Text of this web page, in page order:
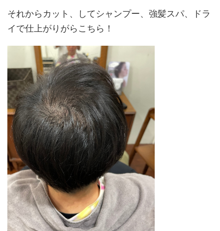
それからカット、してシャンプー、強髪スパ、ドラ
イで仕上がりがらこちら！